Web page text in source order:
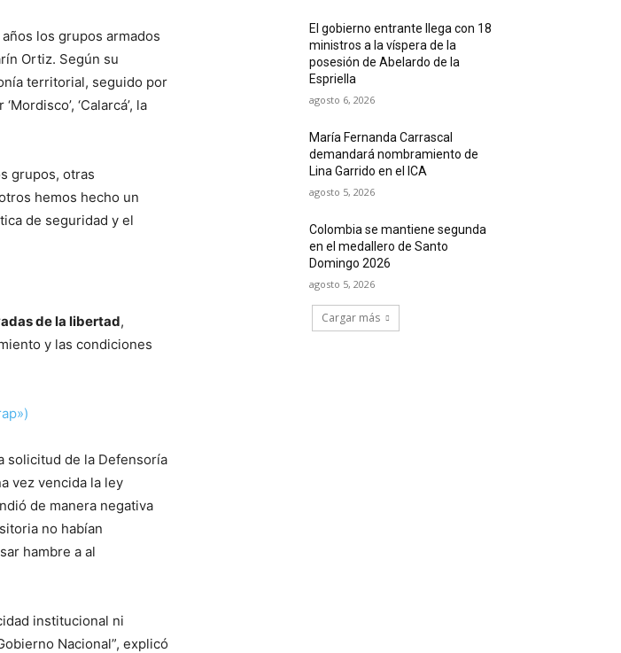
los grupos armados
Ortiz. Según su
territorial, seguido por
‘Calarcá’, la
grupos, otras
hemos hecho un
de seguridad y el
de la libertad,
y las condiciones
solicitud de la Defensoría
vez vencida la ley
de manera negativa
no habían
hambre a al
institucional ni
Nacional”, explicó
El gobierno entrante llega con 18
ministros a la víspera de la
posesión de Abelardo de la
Espriella
agosto 6, 2026
María Fernanda Carrascal
demandará nombramiento de
Lina Garrido en el ICA
agosto 5, 2026
Colombia se mantiene segunda
en el medallero de Santo
Domingo 2026
agosto 5, 2026
Cargar más